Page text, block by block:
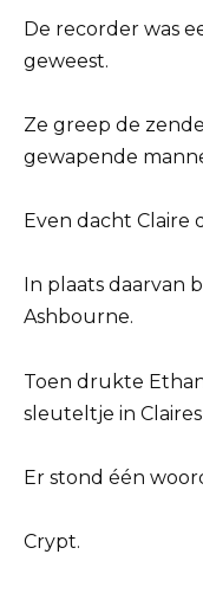
De recorder was
geweest.
Ze greep de
gewapende
Even dacht Claire
In plaats daarvan
Ashbourne.
Toen drukte
sleuteltje in
Er stond één
Crypt.